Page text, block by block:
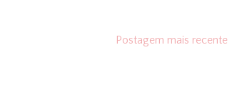
Postagem mais recente